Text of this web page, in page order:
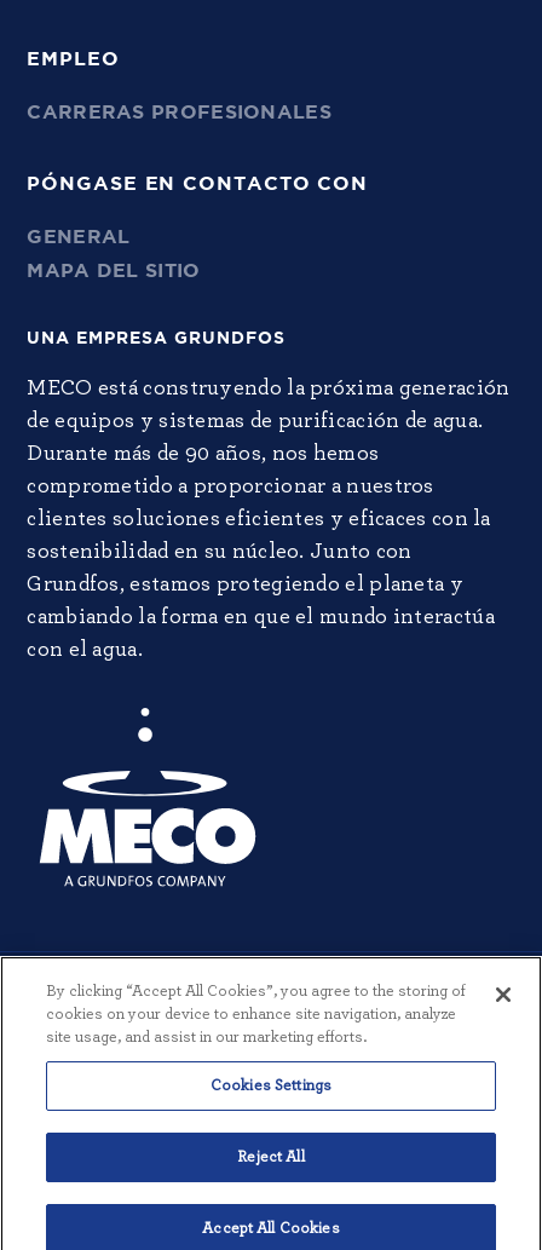
EMPLEO
CARRERAS PROFESIONALES
PÓNGASE EN CONTACTO CON
GENERAL
MAPA DEL SITIO
UNA EMPRESA GRUNDFOS
MECO está construyendo la próxima generación
de equipos y sistemas de purificación de agua.
Durante más de 90 años, nos hemos
comprometido a proporcionar a nuestros
clientes soluciones eficientes y eficaces con la
sostenibilidad en su núcleo. Junto con
Grundfos, estamos protegiendo el planeta y
cambiando la forma en que el mundo interactúa
con el agua.
© 2026 MECO INCORPORATED. TODOS LOS DERECHOS RESERVADOS.
TÉRMINOS Y CONDICIONES | POLÍTICA DE PRIVACIDAD
CREADO POR THREESIXTYEIGHT
By clicking “Accept All Cookies”, you agree to the storing of
cookies on your device to enhance site navigation, analyze
site usage, and assist in our marketing efforts.
Cookies Settings
Reject All
Accept All Cookies